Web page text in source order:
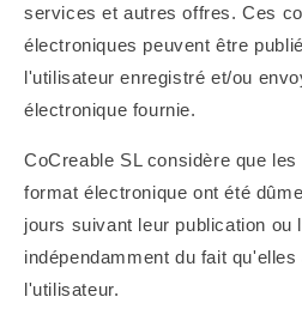
services et autres offres. Ces
électroniques peuvent être
l'utilisateur enregistré et/ou
électronique fournie.
CoCreable SL considère que
format électronique ont été
jours suivant leur publication ou
indépendamment du fait
l'utilisateur.